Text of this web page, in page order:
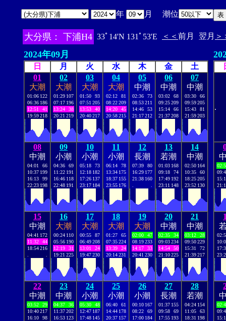
年 月 潮位
大分県： 下浦H4 33ﾟ14'N 131ﾟ53'E ＜＜ 前月 翌月 ＞
2024年09月
日 月 火 水 木 金
土
01
大潮
01:06 122
06:36 186
12:51
41
19:59218
02
大潮
01:29 107
07:17 196
13:24
38
20:21 219
03
大潮
01:50
93
07:51 205
13:53
40
20:40217
04
大潮
02:12
81
08:22209
14:20
45
20:58215
05
中潮
02:36
73
08:53211
14:46
53
21:17212
06
中潮
03:02
68
09:25209
15:14
66
21:37208
07
中潮
03:30
66
09:59205
15:43
81
21:59203
08
中潮
04:01
66
10:37 199
16:13
99
22:23 198
09
小潮
04:36
69
11:22 191
16:46 118
22:48 191
10
小潮
05:18
73
12:18 182
17:26 137
23:17 184
11
小潮
06:14
78
13:34 175
18:37 155
23:55 176
12
長潮
07:39
80
16:29 177
21:38 160
13
若潮
01:03 168
09:18
74
17:49 192
23:11 148
14
中潮
02:50 164
10:35
60
18:25205
23:52 130
15
中潮
04:41 172
11:32
44
18:54216
16
大潮
00:24 110
05:56 190
12:19
31
19:21 225
17
大潮
00:55
87
06:49208
13:01
24
19:47230
18
大潮
01:27
65
07:35224
13:39
24
20:14231
19
大潮
02:00
47
08:19233
14:17
33
20:41 230
20
中潮
02:35
34
09:03234
14:54
50
21:10225
21
中潮
03:12
28
09:50229
15:31
72
21:39217
22
中潮
03:52
29
10:40217
16:10
98
23
中潮
04:37
36
11:37202
16:53 123
24
小潮
05:30
48
12:47 187
17:48 145
25
小潮
06:40
61
14:44 178
20:37 157
26
小潮
00:10 167
08:22
69
17:00 184
27
長潮
01:37 155
09:58
69
17:55 193
28
若潮
04:24 154
11:05
63
18:31 198
.